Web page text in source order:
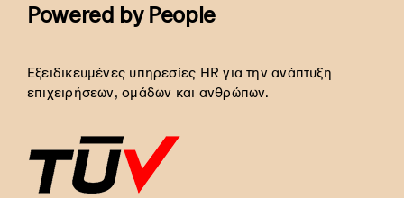
Powered by People
Εξειδικευμένες υπηρεσίες HR για την ανάπτυξη
επιχειρήσεων, ομάδων και ανθρώπων.